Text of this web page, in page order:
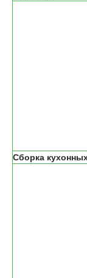
Сборка